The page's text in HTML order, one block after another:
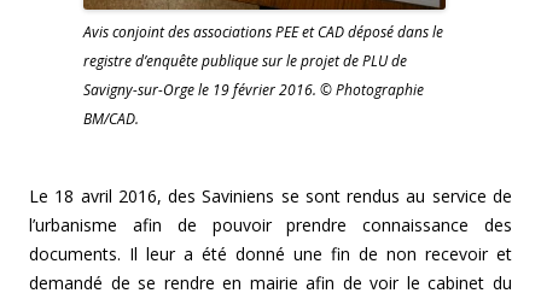
Avis conjoint des associations PEE et CAD déposé dans le
registre d’enquête publique sur le projet de PLU de
Savigny-sur-Orge le 19 février 2016. © Photographie
BM/CAD.
Le 18 avril 2016, des Saviniens se sont rendus au service de
l’urbanisme afin de pouvoir prendre connaissance des
documents. Il leur a été donné une fin de non recevoir et
demandé de se rendre en mairie afin de voir le cabinet du